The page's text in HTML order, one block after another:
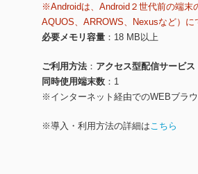
※Androidは、Android２世代前の端末
AQUOS、ARROWS、Nexusなど）に
必要メモリ容量
18 MB以上
ご利用方法
アクセス型配信サービス
同時使用端末数
1
※インターネット経由でのWEBブラ
※導入・利用方法の詳細はこちら